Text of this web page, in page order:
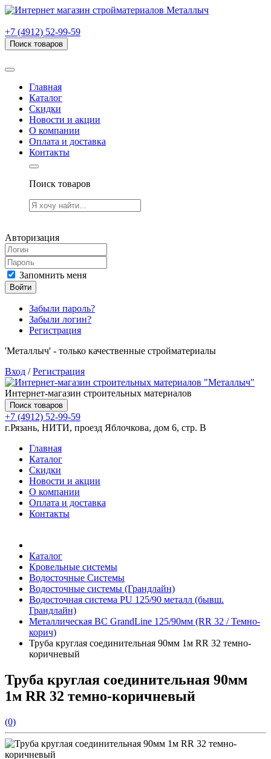
+7 (4912) 52-99-59
Поиск товаров
Главная
Каталог
Скидки
Новости и акции
О компании
Оплата и доставка
Контакты
Поиск товаров
Авторизация
Запомнить меня
Войти
Забыли пароль?
Забыли логин?
Регистрация
'Металлыч' - только качественные стройматериалы
Вход /Регистрация
Интернет-магазин строительных материалов
Поиск товаров
+7 (4912) 52-99-59
г.Рязань, НИТИ, проезд Яблочкова, дом 6, стр. В
Главная
Каталог
Скидки
Новости и акции
О компании
Оплата и доставка
Контакты
Каталог
Кровельные системы
Водосточные Системы
Водосточные системы (Грандлайн)
Водосточная система PU 125/90 металл (бывш.
Грандлайн)
Металлическая ВС GrandLine 125/90мм (RR 32 / Темно-
корич)
Труба круглая соединительная 90мм 1м RR 32 темно-
коричневый
Труба круглая соединительная 90мм
1м RR 32 темно-коричневый
(0)